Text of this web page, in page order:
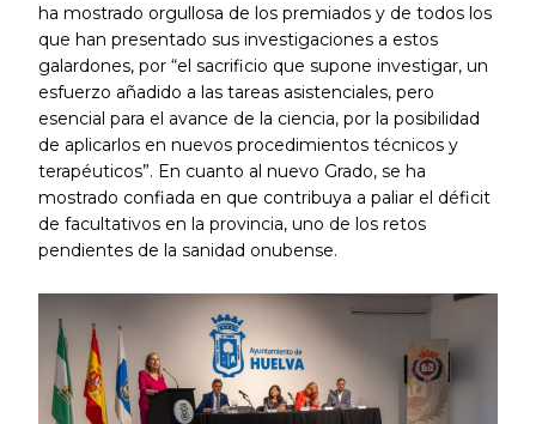
ha mostrado orgullosa de los premiados y de todos los
que han presentado sus investigaciones a estos
galardones, por “el sacrificio que supone investigar, un
esfuerzo añadido a las tareas asistenciales, pero
esencial para el avance de la ciencia, por la posibilidad
de aplicarlos en nuevos procedimientos técnicos y
terapéuticos”. En cuanto al nuevo Grado, se ha
mostrado confiada en que contribuya a paliar el déficit
de facultativos en la provincia, uno de los retos
pendientes de la sanidad onubense.